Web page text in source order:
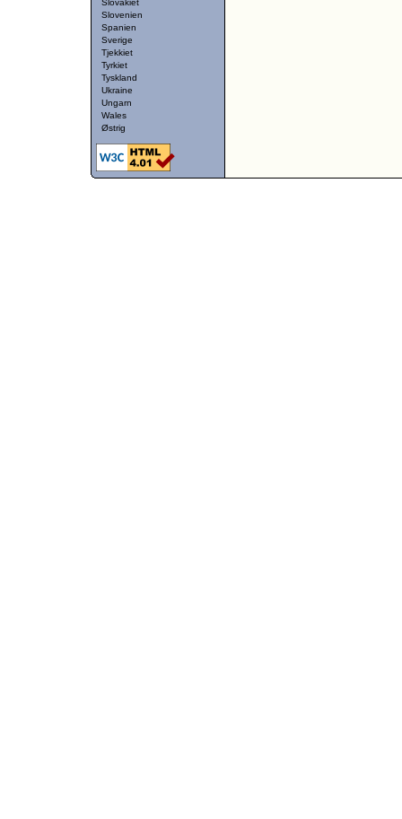
Slovakiet
Slovenien
Spanien
Sverige
Tjekkiet
Tyrkiet
Tyskland
Ukraine
Ungarn
Wales
Østrig